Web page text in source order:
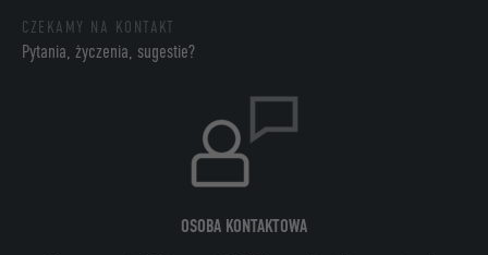
Pytania, życzenia, sugestie?
CZEKAMY NA KONTAKT
OSOBA KONTAKTOWA
obserwowania stosowania wstawionych
usług
bscookie
2 lata